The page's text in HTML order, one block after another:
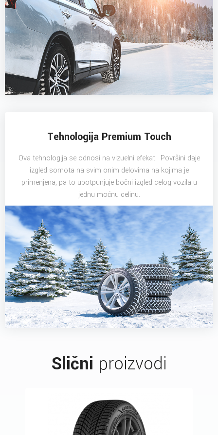
Tehnologija Premium Touch
Ova tehnologija se odnosi na vizuelni efekat. Površini daje
izgled somota na svim onim delovima na kojima je
primenjena, pa to upotpunjuje bočni izgled celog vozila u
jednu moćnu celinu.
Slični proizvodi